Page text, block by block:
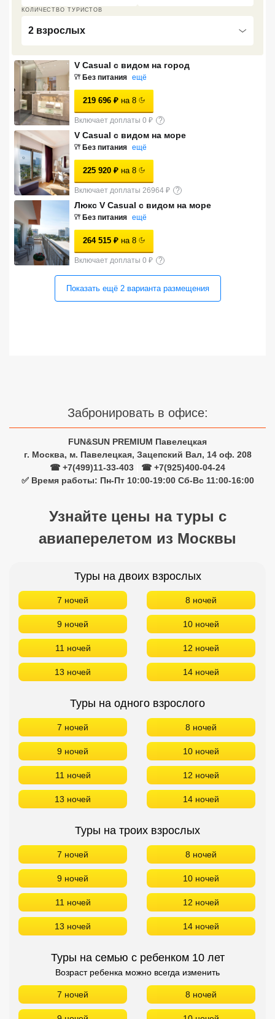
КОЛИЧЕСТВО ТУРИСТОВ
2 взрослых
V Casual с видом на город
Без питания ещё
219 696 ₽ на 8
Включает доплаты 0 ₽ ?
V Casual с видом на море
Без питания ещё
225 920 ₽ на 8
Включает доплаты 26964 ₽ ?
Люкс V Casual с видом на море
Без питания ещё
264 515 ₽ на 8
Включает доплаты 0 ₽ ?
Показать ещё 2 вариантаразмещения
Забронировать в офисе:
FUN&SUN PREMIUM Павелецкая
г. Москва, м. Павелецкая, Зацепский Вал, 14 оф. 208
☎ +7(499)11-33-403
☎ +7(925)400-04-24
✅ Время работы: Пн-Пт 10:00-19:00 Сб-Вс 11:00-16:00
Узнайте цены на туры с
авиаперелетом из Москвы
Туры на двоих взрослых
7 ночей 8 ночей
9 ночей 10 ночей
11 ночей 12 ночей
13 ночей 14 ночей
Туры на одного взрослого
7 ночей 8 ночей
9 ночей 10 ночей
11 ночей 12 ночей
13 ночей 14 ночей
Туры на троих взрослых
7 ночей 8 ночей
9 ночей 10 ночей
11 ночей 12 ночей
13 ночей 14 ночей
Туры на семью с ребенком 10 лет
Возраст ребенка можно всегда изменить
7 ночей 8 ночей
ТОП 10 лучших отелей 5*
5*
Лучшие отели 4* звезды
Недорогие отели 4*
звезды
Лучшие отели 3* звезды
Недорогие отели 3*
звезды
Сетевые отели Турции
Сетевые отели Египта
Сетевые отели ОАЭ
Сетевые отели Таиланда
Сетевые отели Бали
Сетевые отели Сейшел
Сетевые отели Маврикия